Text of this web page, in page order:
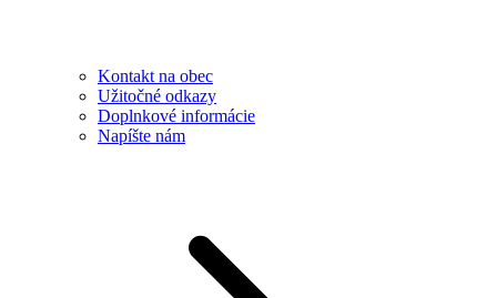
Kontakt na obec
Užitočné odkazy
Doplnkové informácie
Napíšte nám